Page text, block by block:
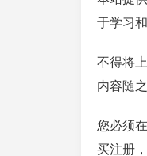
于学习
不得将
内容随
您必须
买注册